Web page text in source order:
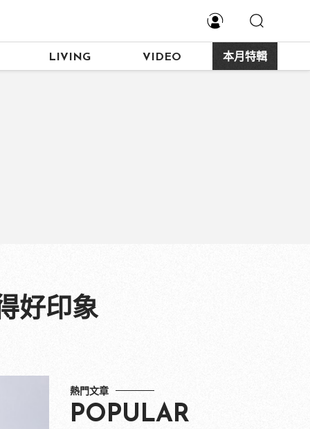
LIVING VIDEO 本月特輯
好印象
熱門文章
POPULAR